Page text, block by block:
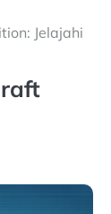
Jelajahi